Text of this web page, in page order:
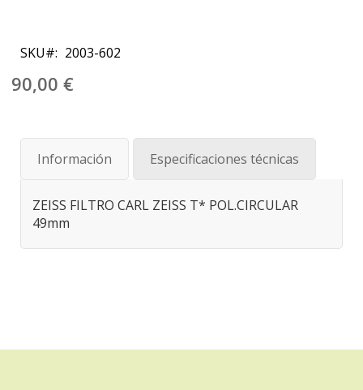
comienzo
de
la
SKU 2003-602
90,00 €
Información Especificaciones técnicas
ZEISS FILTRO CARL ZEISS T* POL.CIRCULAR
49mm